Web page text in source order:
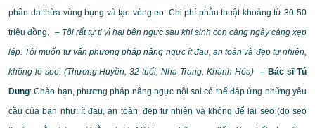
phần da thừa vùng bụng và tạo vòng eo. Chi phí phẫu thuật khoảng từ 30-50
triệu đồng. – Tôi rất tự ti vì hai bên ngực sau khi sinh con càng ngày càng xẹp
lép. Tôi muốn tư vấn phương pháp nâng ngực ít đau, an toàn và đẹp tự nhiên,
không lộ sẹo. (Thương Huyền, 32 tuổi, Nha Trang, Khánh Hòa)
– Bác sĩ Tú
Dung: Chào bạn, phương pháp nâng ngực nội soi có thể đáp ứng những yêu
cầu của bạn như: ít đau, an toàn, đẹp tự nhiên và không để lại sẹo (do sẹo